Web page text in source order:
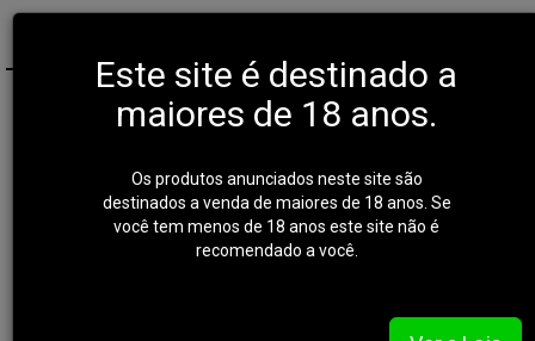
NOVIDADE
Este site é destinado a
maiores de 18 anos.
Os produtos anunciados neste site são
destinados a venda de maiores de 18 anos. Se
você tem menos de 18 anos este site não é
recomendado a você.